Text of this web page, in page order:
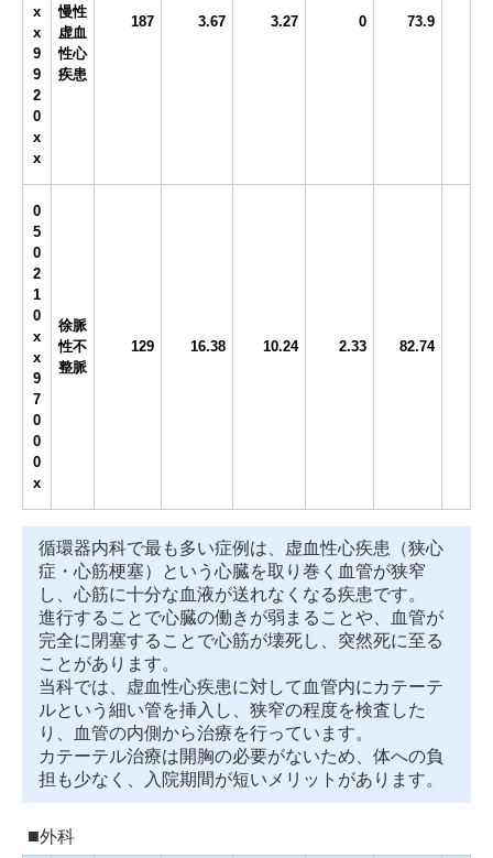
x
x
9
9
2
0
x
x
慢性
虚血
性心
疾患
187 3.67 3.27 0 73.9
0
5
0
2
1
0
x
x
9
7
0
0
0
x
徐脈
性不
整脈
129 16.38 10.24 2.33 82.74
循環器内科で最も多い症例は、虚血性心疾患（狭心
症・心筋梗塞）という心臓を取り巻く血管が狭窄
し、心筋に十分な血液が送れなくなる疾患です。
進行することで心臓の働きが弱まることや、血管が
完全に閉塞することで心筋が壊死し、突然死に至る
ことがあります。
当科では、虚血性心疾患に対して血管内にカテーテ
ルという細い管を挿入し、狭窄の程度を検査した
り、血管の内側から治療を行っています。
カテーテル治療は開胸の必要がないため、体への負
担も少なく、入院期間が短いメリットがあります。
外科